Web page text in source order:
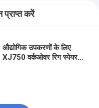
प्राप्त करें
औद्योगिक उपकरणों के लिए
XJ750 वर्कओवर रिग स्पेयर